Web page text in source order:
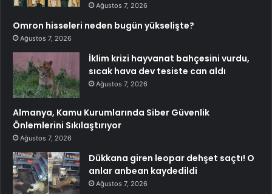
Ağustos 7, 2026
Omron hisseleri neden bugün yükselişte?
Ağustos 7, 2026
İklim krizi hayvanat bahçesini vurdu,
sıcak hava dev tesiste can aldı
Ağustos 7, 2026
Almanya, Kamu Kurumlarında Siber Güvenlik
Önlemlerini Sıkılaştırıyor
Ağustos 7, 2026
Dükkana giren leopar dehşet saçtı! O
anlar anbean kaydedildi
Ağustos 7, 2026